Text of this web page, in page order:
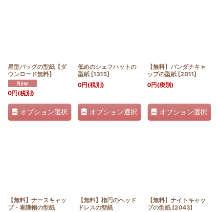
星型バッグの型紙【ダ
ウンロード無料】
0円(税別)
オプション選択
低めのシェフハットの
型紙 [1315]
0円(税別)
オプション選択
【無料】バンダナキャ
ップの型紙 [2011]
0円(税別)
オプション選択
【無料】ナースキャッ
プ・看護帽の型紙
【無料】楕円のヘッド
ドレスの型紙
【無料】ナイトキャッ
プの型紙 [2043]